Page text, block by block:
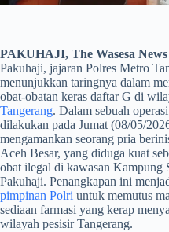
PAKUHAJI, The Wasesa News
Pakuhaji, jajaran Polres Metro
menunjukkan taringnya dalam
obat-obatan keras daftar G di
Tangerang. Dalam sebuah
dilakukan pada Jumat (08/05/
mengamankan seorang pria
Aceh Besar, yang diduga kuat
obat ilegal di kawasan Kampung
Pakuhaji. Penangkapan ini
pimpinan Polri untuk memutus
sediaan farmasi yang kerap
wilayah pesisir Tangerang.